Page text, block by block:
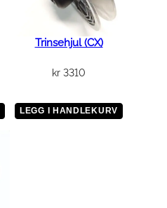
Trinsehjul (CX)
kr 3310
LEGG I HANDLEKURV